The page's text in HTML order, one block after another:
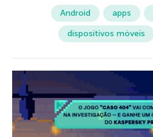
Android apps
dispositivos móveis